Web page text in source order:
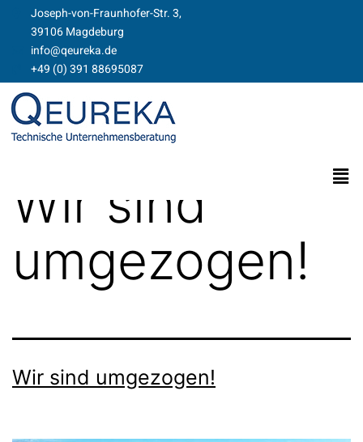
Joseph-von-Fraunhofer-Str. 3,
39106 Magdeburg​​
info@qeureka.de
+49 (0) 391 88695087
Schlagwort:
Wir sind
umgezogen!
Wir sind umgezogen!